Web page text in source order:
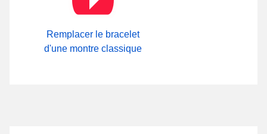
Remplacer le bracelet
d'une montre classique